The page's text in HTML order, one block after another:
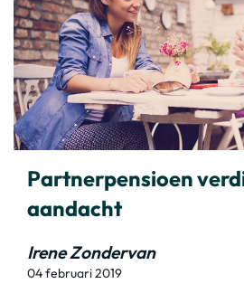
Partnerpensioen
aandacht
Irene Zondervan
04 februari 2019